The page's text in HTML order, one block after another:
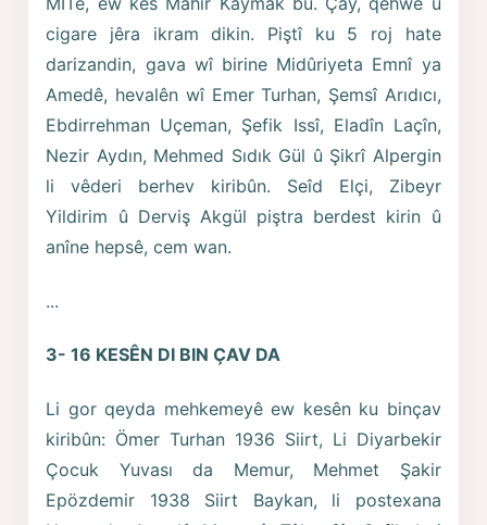
cigare jêra ikram dikin. Piştî ku 5 roj hate
darizandin, gava wî birine Midûriyeta Emnî ya
Amedê, hevalên wî Emer Turhan, Şemsî Arıdıcı,
Ebdirrehman Uçeman, Şefik Issî, Eladîn Laçîn,
Nezir Aydın, Mehmed Sıdık Gül û Şikrî Alpergin
li vêderi berhev kiribûn. Seîd Elçi, Zibeyr
Yildirim û Derviş Akgül piştra berdest kirin û
anîne hepsê, cem wan.
...
3- 16 KESÊN DI BIN ÇAV DA
Li gor qeyda mehkemeyê ew kesên ku binçav
kiribûn: Ömer Turhan 1936 Siirt, Li Diyarbekir
Çocuk Yuvası da Memur, Mehmet Şakir
Epözdemir 1938 Siirt Baykan, li postexana